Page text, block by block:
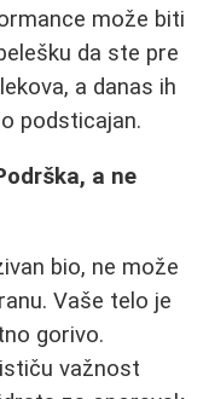
može biti
da ste pre
a danas ih
podsticajan.
a ne
bio, ne može
Vaše telo je
gorivo.
važnost